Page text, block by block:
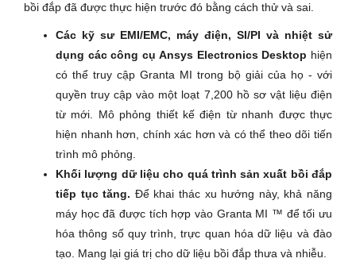
bồi đắp đã được thực hiện trước đó bằng cách thử và sai.
Các kỹ sư EMI/EMC, máy điện, SI/PI và nhiệt sử
dụng các công cụ Ansys Electronics Desktop hiện
có thể truy cập Granta MI trong bộ giải của họ - với
quyền truy cập vào một loạt 7,200 hồ sơ vật liệu điện
từ mới. Mô phỏng thiết kế điện từ nhanh được thực
hiện nhanh hơn, chính xác hơn và có thể theo dõi tiến
trình mô phỏng.
Khối lượng dữ liệu cho quá trình sản xuất bồi đắp
tiếp tục tăng. Để khai thác xu hướng này, khả năng
máy học đã được tích hợp vào Granta MI ™ để tối ưu
hóa thông số quy trình, trực quan hóa dữ liệu và đào
tạo. Mang lại giá trị cho dữ liệu bồi đắp thưa và nhiễu.